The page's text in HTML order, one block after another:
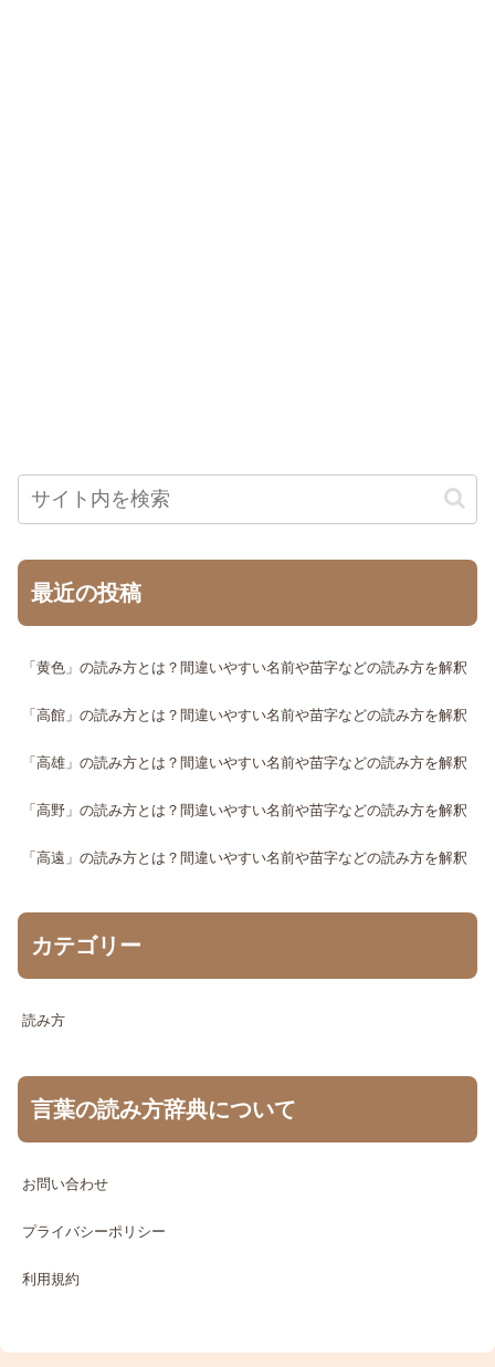
最近の投稿
「黄色」の読み方とは？間違いやすい名前や苗字などの読み方を解釈
「高館」の読み方とは？間違いやすい名前や苗字などの読み方を解釈
「高雄」の読み方とは？間違いやすい名前や苗字などの読み方を解釈
「高野」の読み方とは？間違いやすい名前や苗字などの読み方を解釈
「高遠」の読み方とは？間違いやすい名前や苗字などの読み方を解釈
カテゴリー
読み方
言葉の読み方辞典について
お問い合わせ
プライバシーポリシー
利用規約